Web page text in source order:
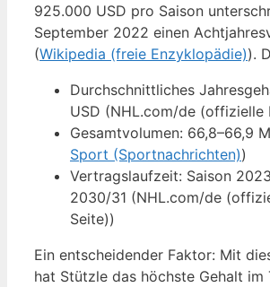
925.000 USD pro Saison
September 2022 einen
(Wikipedia (freie Enzyklopädie)).
Durchschnittliches
USD (NHL.com/de (offizielle
Gesamtvolumen: 66,8–66,9
Sport (Sportnachrichten))
Vertragslaufzeit: Saison
2030/31 (NHL.com/de
Seite))
Ein entscheidender Faktor: Mit
hat Stützle das höchste Gehalt im